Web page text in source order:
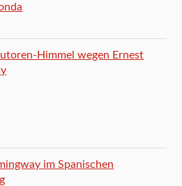
Himmel wegen Ernest
im Spanischen